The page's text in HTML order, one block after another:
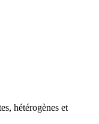
hétérogènes et